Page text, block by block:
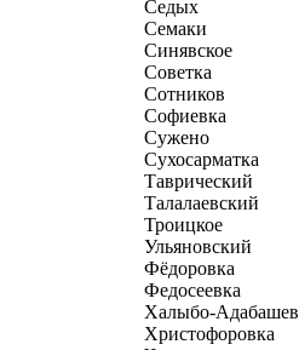
Седых
Семаки
Синявское
Советка
Сотников
Софиевка
Сужено
Сухосарматка
Таврический
Талалаевский
Троицкое
Ульяновский
Фёдоровка
Федосеевка
Халыбо-Адабашев
Христофоровка